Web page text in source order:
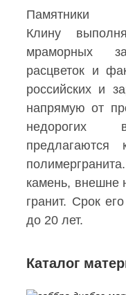
Клину
мраморных
расцветок и
российских и
напрямую от
недорогих
камень, внешне
гранит. Срок
до 20 лет.
Каталог